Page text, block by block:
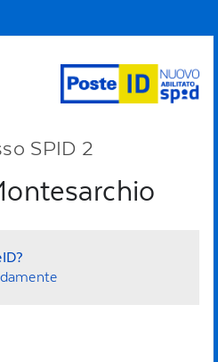
SPID 2